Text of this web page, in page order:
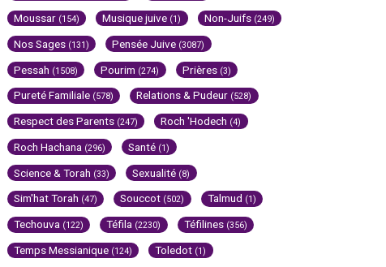
Moussar (154) Musique juive (1) Non-Juifs (249)
Nos Sages (131) Pensée Juive (3087)
Pessah (1508) Pourim (274) Prières (3)
Pureté Familiale (578) Relations & Pudeur (528)
Respect des Parents (247) Roch 'Hodech (4)
Roch Hachana (296) Santé (1)
Science & Torah (33) Sexualité (8)
Sim'hat Torah (47) Souccot (502) Talmud (1)
Techouva (122) Téfila (2230) Téfilines (356)
Temps Messianique (124) Toledot (1)